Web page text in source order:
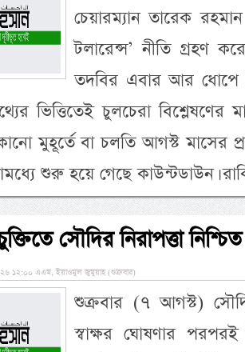
চেয়ারম্যান তারেক
টলারেন্স’ নীতি গ্রহণ
তদবির এবার আর ধোপে
ভিত্তিতেই চুলচেরা
মুহূর্তে বা চলতি আগস্ট মাসের
শুরু হয়ে গেছে কাউন্টডাউন।
সৌদির নিরাপত্তা
১২:০০ এএম, ইয়াওমুল জুমুয়াহ (শুক্রবার)
শুক্রবার (৭ আগস্ট)
স্বাক্ষর ঘোষণার